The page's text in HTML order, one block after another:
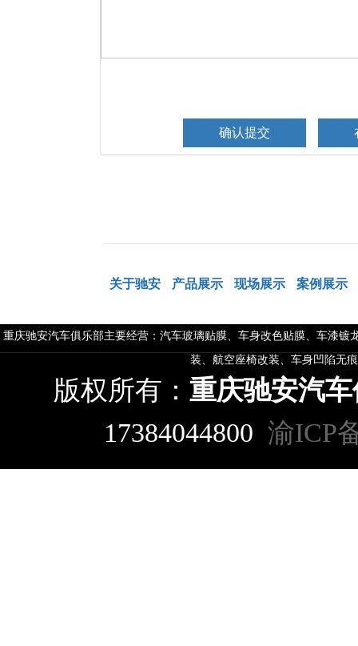
关于驰安 产品展示 现场展示 案例展示
重庆驰安汽车俱乐部主要经营：汽车玻璃贴膜、车身改色贴膜、车漆
装、航空座椅改装、车身凹陷无
版权所有： 重庆驰安汽
17384044800 渝ICP